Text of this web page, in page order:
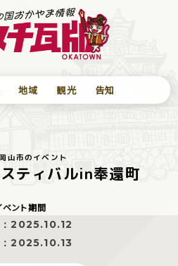
地域 観光 告知
山市のイベント
ティバルin奉還町
ベント期間
2025.10.12
2025.10.13